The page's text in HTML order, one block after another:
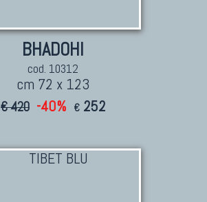
BHADOHI
cod. 10312
cm 72 x 123
€ 420 -40% € 252